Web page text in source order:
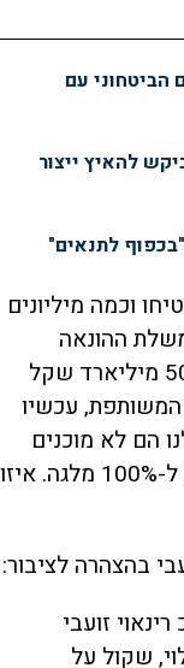
הביטחוני עם
מס' 2 בפנטגון ביקש להאיץ ייצור
לתנאים"
וכמה מיליונים
ההונאה
והחולשה שלהם? בנט ולפיד מחלקים 50 מיליארד שקל
המשותפת, עכשיו
הם לא מוכנים
לתת עוד 50 מיליון כדי לתמוך בהצעתנו ל-100% מלגה. איזו
בהצהרה לציבור:
זועבי
שקול על